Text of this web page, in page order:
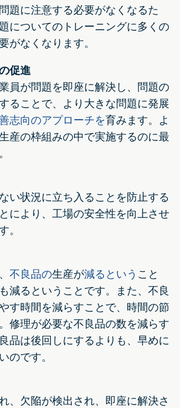
題に注意する必要がなくなるた
についてのトレーニングに多くの
がなくなります。
促進
員が問題を即座に解決し、問題の
ることで、より大きな問題に発展
志向のアプローチを育みます。よ
産の枠組みの中で実施するのに最
い状況に立ち入ることを防止する
により、工場の安全性を向上させ
。
不良品の生産が減るという こと
減るということです。また、不良
す時間を減らすことで、時間の節
修理が必要な不良品の数を減らす
品は後回しにするよりも、早めに
のです。
、欠陥が検出され、即座に解決さ